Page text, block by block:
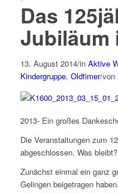
Das
Jubiläum
13. August 2014/in Aktive
Kindergruppe, Oldtimer/von
2013- Ein großes
Die Veranstaltungen zum
abgeschlossen. Was bleibt?
Zunächst einmal ein ganz
Gelingen beigetragen